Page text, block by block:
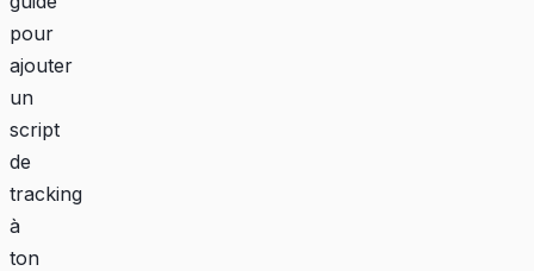
pour
ajouter
un
script
de
tracking
à
ton